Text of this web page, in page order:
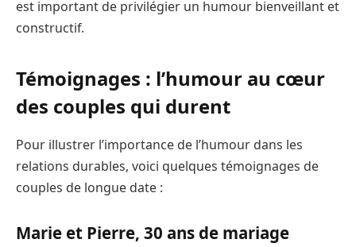
est important de privilégier un humour bienveillant et
constructif.
Témoignages : l’humour au cœur
des couples qui durent
Pour illustrer l’importance de l’humour dans les
relations durables, voici quelques témoignages de
couples de longue date :
Marie et Pierre, 30 ans de mariage